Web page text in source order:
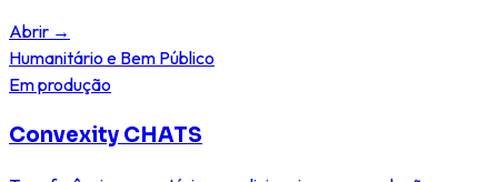
Abrir →
Humanitário e Bem Público
Em produção
Convexity CHATS